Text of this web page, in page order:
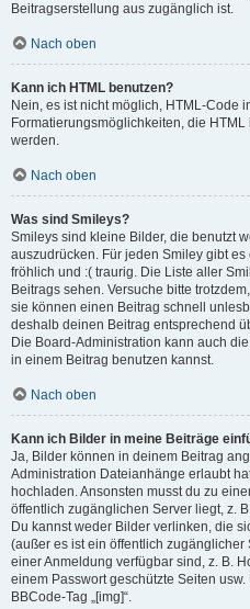
Beitragserstellung aus zugänglich ist.
Nach oben
Kann ich HTML benutzen?
Nein, es ist nicht möglich, HTML-Code
Formatierungsmöglichkeiten, die
werden.
Nach oben
Was sind Smileys?
Smileys sind kleine Bilder, die benutzt
auszudrücken. Für jeden Smiley gibt
fröhlich und :( traurig. Die Liste aller
Beitrags sehen. Versuche bitte
sie können einen Beitrag schnell
deshalb deinen Beitrag entsprechend
Die Board-Administration kann auch
in einem Beitrag benutzen kannst.
Nach oben
Kann ich Bilder in meine Beiträge
Ja, Bilder können in deinem Beitrag
Administration Dateianhänge erlaubt
hochladen. Ansonsten musst du zu
öffentlich zugänglichen Server liegt, z.
Du kannst weder Bilder verlinken, die
(außer es ist ein öffentlich
einer Anmeldung verfügbar sind, z. B.
einem Passwort geschützte Seiten
BBCode-Tag „[img]“.